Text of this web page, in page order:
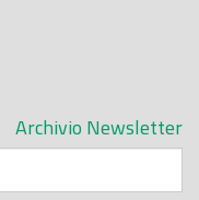
Archivio Newsletter